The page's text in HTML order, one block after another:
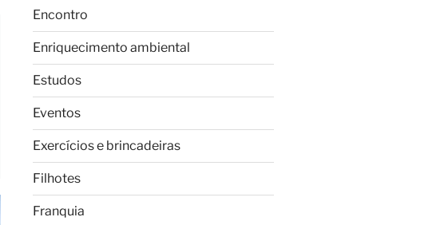
Encontro
Enriquecimento ambiental
Estudos
Eventos
Exercícios e brincadeiras
Filhotes
Franquia